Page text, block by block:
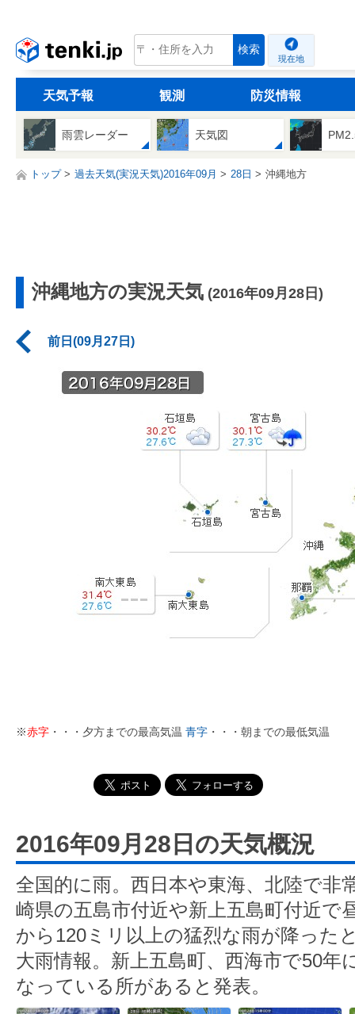
tenki.jp 検索
現在地
天気予報 観測 防災情報
雨雲レーダー 天気図
トップ 過去天気(実況天気)2016年09月 28日 沖縄地方
沖縄地方の実況天気 (2016年09月28日)
前日(09月27日)
※赤字 ・・・夕方までの最高気温 青字 ・・・朝までの最低気温
2016年09月28日の天気概況
全国的に雨。西日本や東海、北陸で非
崎県の五島市付近や新上五島町付近で
から120ミリ以上の猛烈な雨が降った
大雨情報。新上五島町、西海市で50年
なっている所があると発表。